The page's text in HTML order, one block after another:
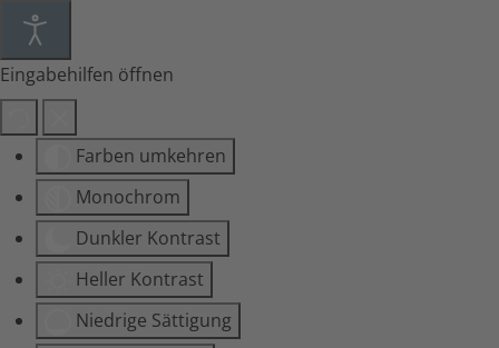
Eingabehilfen öffnen
Farben umkehren
Monochrom
Dunkler Kontrast
Heller Kontrast
Niedrige Sättigung